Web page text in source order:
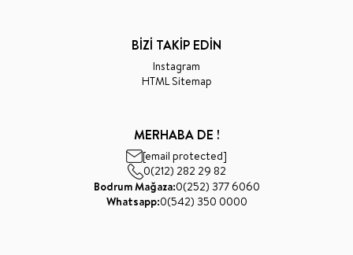
BİZİ TAKİP EDİN
Instagram
HTML Sitemap
MERHABA DE !
[email protected]
0(212) 282 29 82
Bodrum Mağaza:0(252) 377 6060
Whatsapp:0(542) 350 0000